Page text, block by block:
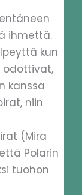
ihmettä.
kun
odottivat,
kanssa
niin
(Mira
Polarin
tuohon